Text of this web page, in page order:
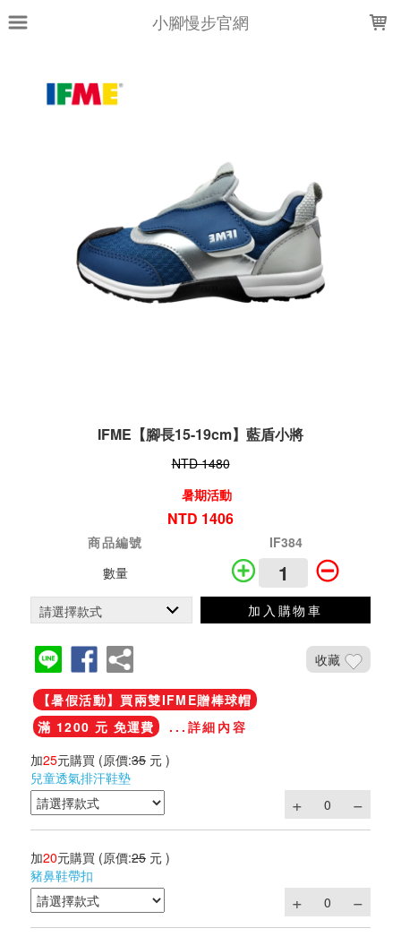
小腳慢步官網
IFME【腳長15-19cm】藍盾小將
NTD 1480
暑期活動
NTD 1406
商品編號
IF384
數量
加入購物車
收藏
【暑假活動】買兩雙IFME贈棒球帽
滿 1200 元 免運費
...詳細內容
加25元購買 (原價:35 元 )
兒童透氣排汗鞋墊
加20元購買 (原價:25 元 )
豬鼻鞋帶扣